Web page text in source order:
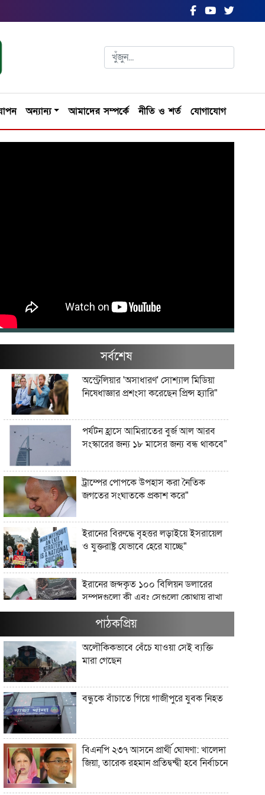
অন্যান্য আমাদের সম্পর্কে নীতি ও শর্ত যোগাযোগ
সর্বশেষ
অস্ট্রেলিয়ার 'অসাধারণ' সোশ্যাল মিডিয়া
নিষেধাজ্ঞার প্রশংসা করেছেন প্রিন্স হ্যারি"
পর্যটন হ্রাসে আমিরাতের বুর্জ আল আরব
সংস্কারের জন্য ১৮ মাসের জন্য বন্ধ থাকবে"
ট্রাম্পের পোপকে উপহাস করা নৈতিক
জগতের সংঘাতকে প্রকাশ করে"
ইরানের বিরুদ্ধে বৃহত্তর লড়াইয়ে ইসরায়েল
ও যুক্তরাষ্ট্র যেভাবে হেরে যাচ্ছে"
ইরানের জব্দকৃত ১০০ বিলিয়ন ডলারের
সম্পদগুলো কী এবং সেগুলো কোথায় রাখা
আছে?"
মার্কিন তেল অবরোধ কি কিউবান চুরুটের
আগুন নিভিয়ে দিতে পারে?"
যে সংস্কৃতি লোকশিল্পকে উদযাপন করে,
সেখানে কেন লোকশিল্পীরা অদৃশ্য থেকে
আধুনিক বাংলাদেশে লোকসাহিত্য অধ্যয়ন
কেন গুরুত্বপূর্ণ?"
পাঠকপ্রিয়
অলৌকিকভাবে বেঁচে যাওয়া সেই ব্যক্তি
মারা গেছেন
বন্ধুকে বাঁচাতে গিয়ে গাজীপুরে যুবক নিহত
বিএনপি ২৩৭ আসনে প্রার্থী ঘোষণা: খালেদা
জিয়া, তারেক রহমান প্রতিদ্বন্দ্বী হবে নির্বাচনে